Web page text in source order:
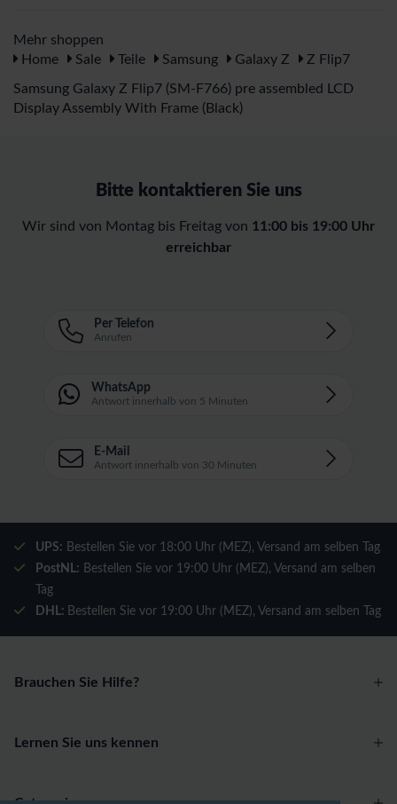
Mehr shoppen
Home
Sale Teile Samsung Galaxy Z Z Flip7
Samsung Galaxy Z Flip7 (SM-F766) pre assembled LCD
Display Assembly With Frame (Black)
Bitte kontaktieren Sie uns
Wir sind von Montag bis Freitag von 11:00 bis 19:00 Uhr
erreichbar
Per Telefon
Anrufen
WhatsApp
Antwort innerhalb von 5 Minuten
E-Mail
Antwort innerhalb von 30 Minuten
UPS: Bestellen Sie vor 18:00 Uhr (MEZ), Versand am selben Tag
PostNL: Bestellen Sie vor 19:00 Uhr (MEZ), Versand am selben
Tag
DHL: Bestellen Sie vor 19:00 Uhr (MEZ), Versand am selben Tag
Brauchen Sie Hilfe?
Lernen Sie uns kennen